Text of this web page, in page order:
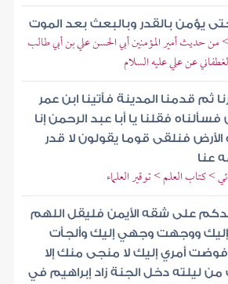
يؤمن بالقدر وبالبعث بعد الموت
من حديث أمير المؤمنين أبي الحسن علي بن أبي طالب
عن علي عليه السلام
ثم قدمنا المدينة فأتينا ابن عمر
فقلنا يا أبا عبد الرحمن إنا
فنلقى قوما يقولون لا قدر
عنا
> كتاب العلم > توقير العلماء
على شقه الأيمن فليقل اللهم
ووجهت وجهي إليك وألجأت
أمري إليك لا منجى منك إلا
ليلته دخل الجنة زاد إبراهيم في